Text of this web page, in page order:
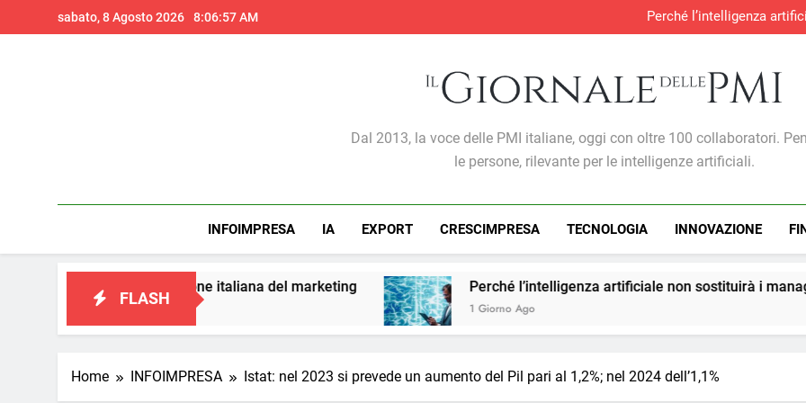
to
sabato, 8 Agosto 2026 8:06:58 AM
Produzione
S&P Global PMI®:
Produzione
S&P Global PMI®:
Il Giornale Delle PMI
Dal 2013, la voce delle PMI italiane, oggi con oltre 100 collaboratori.
le persone, rilevante per le intelligenze artificiali.
INFOIMPRESA IA EXPORT CRESCIMPRESA TECNOLOGIA INNOVAZIONE
FLASH
una visione italiana del marketing Perché l’intelligenza artificiale non sostituirà i manager, ma cambierà
1 Giorno Ago
Home INFOIMPRESA Istat: nel 2023 si prevede un aumento del Pil pari al 1,2%; nel 2024 dell’1,1%